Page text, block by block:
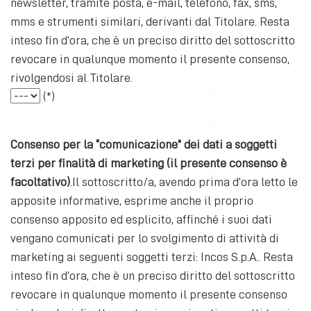
c)modalità
d)conferimento facoltativo: il conferimento dei suoi
e)conseguenze di un eventuale rifiuto: il rifiuto a
loro trattamento per le finalità di cui al punto a), potrà
l’impossibilità di soddisfare talune sue richieste; il
finalità di cui al punto b), non avrà invece alcuna
vantaggi legati a promozioni o sui rapporti
f)soggetti o categorie di soggetti (destinatari) ai quali
o diffusi: i dati potranno essere comunicati, previo suo
newsletter, tramite posta, e-mail, telefono, fax, sms,
mms e strumenti similari, derivanti dal Titolare. Resta
inteso fin d’ora, che è un preciso diritto del sottoscritto
revocare in qualunque momento il presente consenso,
rivolgendosi al Titolare.
(*)
Consenso per la “comunicazione” dei dati a soggetti
terzi per finalità di marketing (il presente consenso è
facoltativo) .Il sottoscritto/a, avendo prima d’ora letto le
apposite informative, esprime anche il proprio
consenso apposito ed esplicito, affinché i suoi dati
vengano comunicati per lo svolgimento di attività di
marketing ai seguenti soggetti terzi: Incos S.p.A.. Resta
inteso fin d’ora, che è un preciso diritto del sottoscritto
revocare in qualunque momento il presente consenso